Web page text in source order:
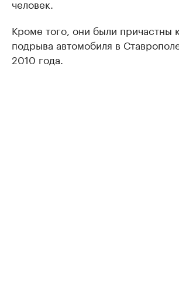
человек.
Кроме того, они были причастны
подрыва автомобиля в
2010 года.